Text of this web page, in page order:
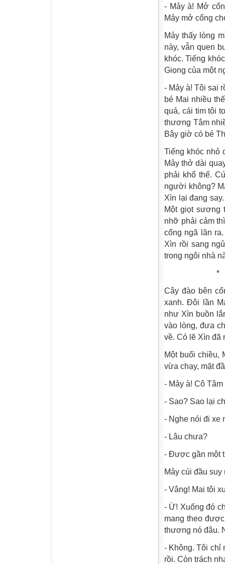
- Mảy à! Mở
Mảy mở cổng
Mảy thấy lòng
này, vẫn quen
khóc. Tiếng
Giọng của một
- Mảy à! Tôi sai
bé Mai nhiều
quá, cái tim tôi
thương Tâm
Bây giờ có bé
Tiếng khóc nhỏ
Mảy thở dài
phải khổ thế.
người không?
Xìn lại đang
Một giọt sương
nhỡ phải cảm
cổng ngã lăn
Xìn rồi sang
trong ngôi nhà
*
Cây đào bên
xanh. Đôi lần
như Xìn buồn
vào lòng, đưa
về. Có lẽ Xìn đã
Một buổi chiều,
vừa chạy, mặt
- Mảy à! Cô Tâm
- Sao? Sao lại
- Nghe nói đi xe
- Lâu chưa?
- Được gần một
Mảy cúi đầu
- Vâng! Mai tôi
- Ừ! Xuống đó
mang theo
thương nó đâu.
- Không. Tôi chỉ
rồi. Còn trách